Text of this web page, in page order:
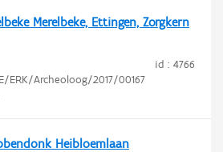
Merelbeke, Ettingen, Zorgkern
id : 4766
ERK/Archeoloog/2017/00167
Heibloemlaan